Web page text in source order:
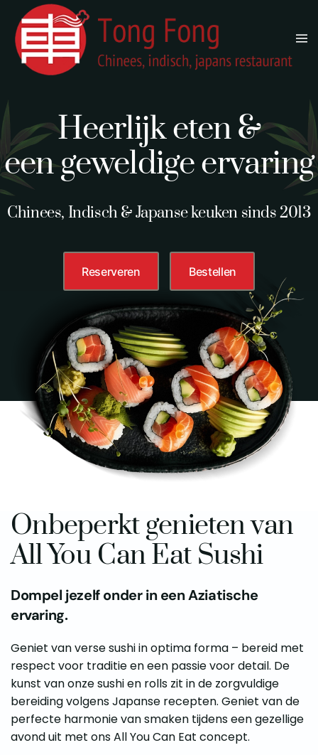
Terug naar hoofdinhoud
Heerlijk eten &
een geweldige ervaring
Chinees, Indisch & Japanse keuken sinds 2013
Reserveren Bestellen
Onbeperkt genieten van
All You Can Eat Sushi
Dompel jezelf onder in een Aziatische
ervaring.
Geniet van verse sushi in optima forma – bereid met
respect voor traditie en een passie voor detail. De
kunst van onze sushi en rolls zit in de zorgvuldige
bereiding volgens Japanse recepten. Geniet van de
perfecte harmonie van smaken tijdens een gezellige
avond uit met ons All You Can Eat concept.